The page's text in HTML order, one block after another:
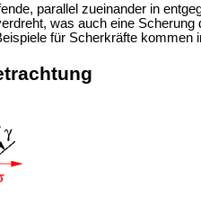
parallel zueinander in
was auch eine
für Scherkräfte